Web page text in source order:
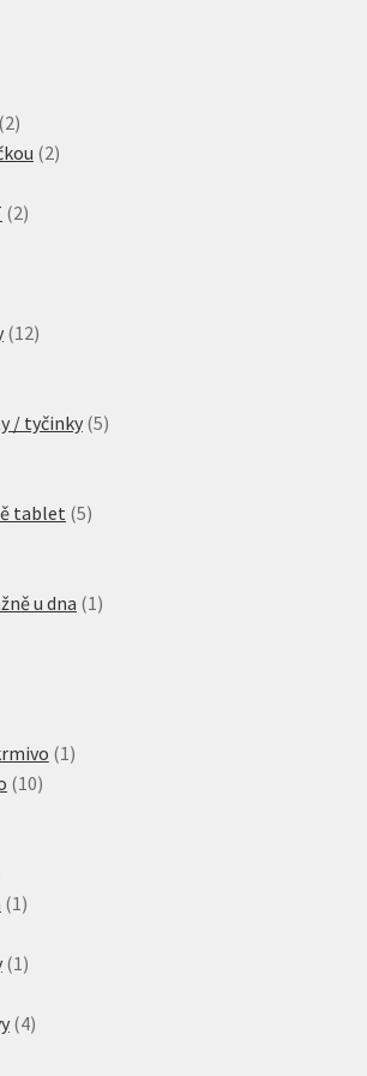
22
produkty
22
22
1212
/ tyčinky 55
tablet 55
u dna 11
11
1010
11
11
44